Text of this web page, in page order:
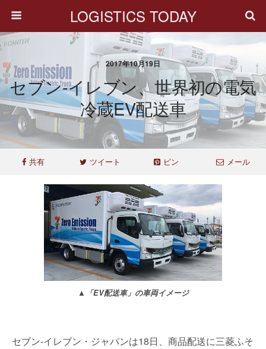
LOGISTICS TODAY
2017年10月19日
セブン-イレブン、世界初の電気
冷蔵EV配送車
共有 ツイート ピン メール
▲「EV配送車」の車両イメージ
セブン-イレブン・ジャパンは18日、商品配送に三菱ふそ